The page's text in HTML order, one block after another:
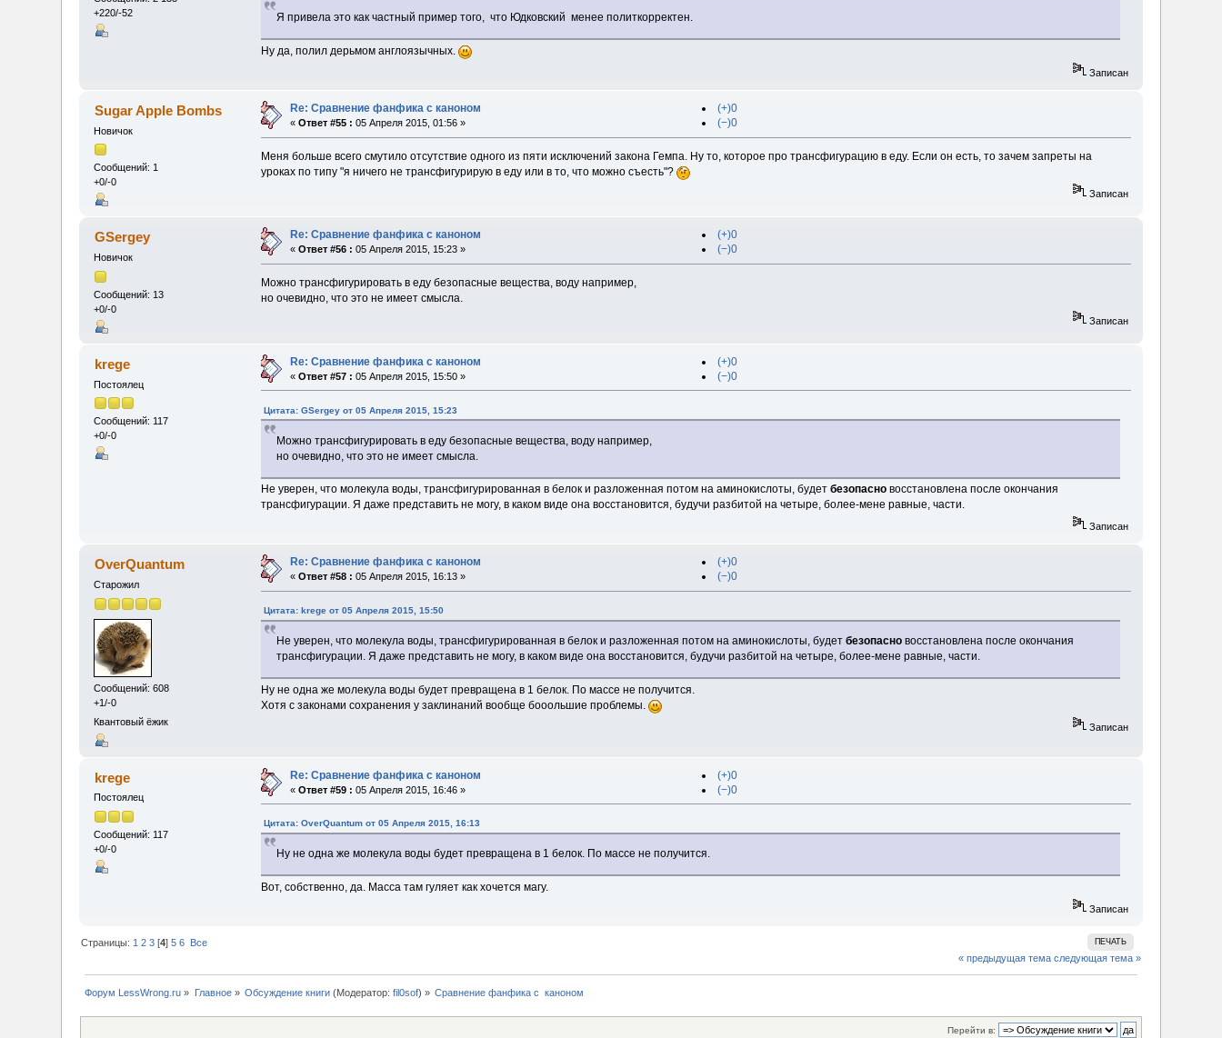
+220/-52
Я привела это как частный пример того, что Юдковский менее политкорректен.
Ну да, полил дерьмом англоязычных.
Записан
Sugar Apple Bombs
Новичок
Сообщений: 1
+0/-0
Re: Сравнение фанфика с каноном
«Ответ #55 : 05 Апреля 2015, 01:56 »
(+)0
(−)0
Меня больше всего смутило отсутствие одного из пяти исключений закона Гемпа. Ну то, которое про трансфигурацию в еду. Если он есть, то зачем запреты на
уроках по типу "я ничего не трансфигурирую в еду или в то, что можно съесть"?
Записан
GSergey
Новичок
Сообщений: 13
+0/-0
Re: Сравнение фанфика с каноном
«Ответ #56 : 05 Апреля 2015, 15:23 »
(+)0
(−)0
Можно трансфигурировать в еду безопасные вещества, воду например,
но очевидно, что это не имеет смысла.
Записан
krege
Постоялец
Сообщений: 117
+0/-0
Re: Сравнение фанфика с каноном
«Ответ #57 : 05 Апреля 2015, 15:50 »
(+)0
(−)0
Цитата: GSergey от 05 Апреля 2015, 15:23
Можно трансфигурировать в еду безопасные вещества, воду например,
но очевидно, что это не имеет смысла.
Не уверен, что молекула воды, трансфигурированная в белок и разложенная потом на аминокислоты, будет безопасновосстановлена после окончания
трансфигурации. Я даже представить не могу, в каком виде она восстановится, будучи разбитой на четыре, более-мене равные, части.
Записан
OverQuantum
Старожил
Сообщений: 608
+1/-0
Квантовый ёжик
Re: Сравнение фанфика с каноном
«Ответ #58 : 05 Апреля 2015, 16:13 »
(+)0
(−)0
Цитата: krege от 05 Апреля 2015, 15:50
Не уверен, что молекула воды, трансфигурированная в белок и разложенная потом на аминокислоты, будетбезопасно восстановлена после окончания
трансфигурации. Я даже представить не могу, в каком виде она восстановится, будучи разбитой на четыре, более-мене равные, части.
Ну не одна же молекула воды будет превращена в 1 белок. По массе не получится.
Хотя с законами сохранения у заклинаний вообще бооольшие проблемы.
Записан
krege
Постоялец
Сообщений: 117
+0/-0
Re: Сравнение фанфика с каноном
«Ответ #59 : 05 Апреля 2015, 16:46 »
(+)0
(−)0
Цитата: OverQuantum от 05 Апреля 2015, 16:13
Ну не одна же молекула воды будет превращена в 1 белок. По массе не получится.
Вот, собственно, да. Масса там гуляет как хочется магу.
Записан
ПЕЧАТЬ
Страницы: 1 2 3 [4]5 6 Все
« предыдущая тема следующая тема »
Форум LessWrong.ru » Главное» Обсуждение книги (Модератор:fil0sof) » Сравнение фанфика с  каноном
Перейти в: